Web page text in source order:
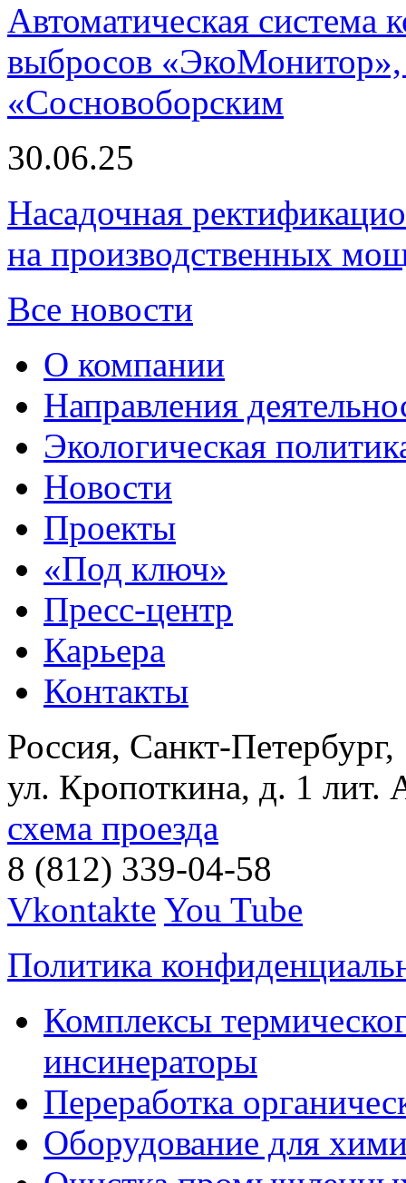
Автоматическая
выбросов «ЭкоМонитор»,
«Сосновоборским
30.06.25
Насадочная
на производственных
Все новости
О компании
Направления
Экологическая
Новости
Проекты
«Под ключ»
Пресс-центр
Карьера
Контакты
Россия, Санкт-Петербург,
ул. Кропоткина, д. 1 лит.
схема проезда
8 (812) 339-04-58
Vkontakte You Tube
Политика
Комплексы
инсинераторы
Переработка
Оборудование для